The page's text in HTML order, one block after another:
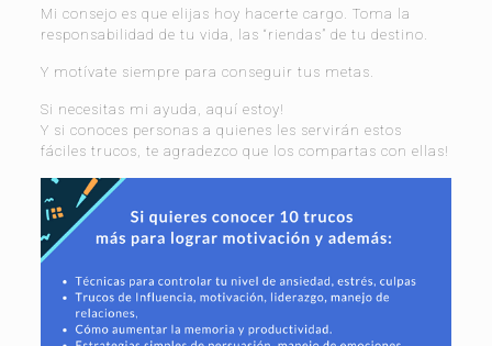
Mi consejo es que elijas hoy hacerte cargo. Toma la
responsabilidad de tu vida, las “riendas” de tu destino.
Y motívate siempre para conseguir tus metas.
Si necesitas mi ayuda, aquí estoy!
Y si conoces personas a quienes les servirán estos
fáciles trucos, te agradezco que los compartas con ellas!